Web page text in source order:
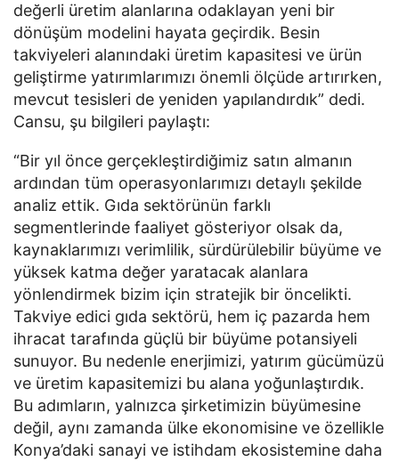
değerli üretim alanlarına odaklayan yeni bir
dönüşüm modelini hayata geçirdik. Besin
takviyeleri alanındaki üretim kapasitesi ve ürün
geliştirme yatırımlarımızı önemli ölçüde artırırken,
mevcut tesisleri de yeniden yapılandırdık” dedi.
Cansu, şu bilgileri paylaştı:
“Bir yıl önce gerçekleştirdiğimiz satın almanın
ardından tüm operasyonlarımızı detaylı şekilde
analiz ettik. Gıda sektörünün farklı
segmentlerinde faaliyet gösteriyor olsak da,
kaynaklarımızı verimlilik, sürdürülebilir büyüme ve
yüksek katma değer yaratacak alanlara
yönlendirmek bizim için stratejik bir öncelikti.
Takviye edici gıda sektörü, hem iç pazarda hem
ihracat tarafında güçlü bir büyüme potansiyeli
sunuyor. Bu nedenle enerjimizi, yatırım gücümüzü
ve üretim kapasitemizi bu alana yoğunlaştırdık.
Bu adımların, yalnızca şirketimizin büyümesine
değil, aynı zamanda ülke ekonomisine ve özellikle
Konya’daki sanayi ve istihdam ekosistemine daha